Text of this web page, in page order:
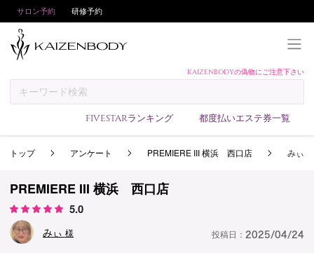
サロン予約 研修予約
KAIZENBODYの偽物にご注意下さい
FIVESTARランキング 都度払いエステ券一覧
予約方法
サロンランキング
技術者ランキング
トップ アンケート PREMIERE III 横浜 西口店 みぃ
PREMIERE III 横浜 西口店
5.0
みぃ 様 投稿日： 2025/04/24